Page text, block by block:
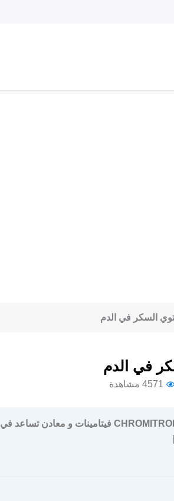
4571 مشاهدة
سعر و جرعة و إرشادات إستخدام كروميترون CHROMITRON فيتامينات و معادن تساعد في